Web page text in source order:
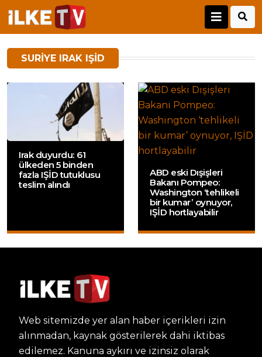
SURIYE IRAK IŞID
Irak duyurdu: 61
ülkeden 5 binden
fazla IŞİD tutuklusu
teslim alındı
ABD eski Dışişleri
Bakanı Pompeo:
Washington ‘tehlikeli
bir kumar’ oynuyor,
IŞİD hortlayabilir
Web sitemizde yer alan haber içerikleri izin
alınmadan, kaynak gösterilerek dahi iktibas
edilemez. Kanuna aykırı ve izinsiz olarak